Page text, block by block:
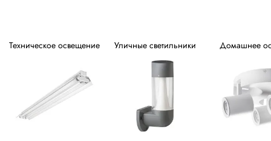
Техническое освещение Уличные светильники Домашнее